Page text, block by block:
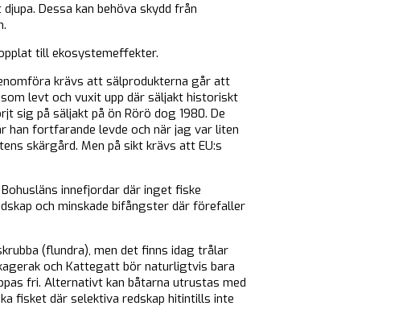
Dessa kan behöva skydd från
till ekosystemeffekter.
krävs att sälprodukterna går att
levt och vuxit upp där säljakt historiskt
sig på säljakt på ön Rörö dog 1980. De
han fortfarande levde och när jag var liten
skärgård. Men på sikt krävs att EU:s
innefjordar där inget fiske
och minskade bifångster där förefaller
(flundra), men det finns idag trålar
och Kattegatt bör naturligtvis bara
fri. Alternativt kan båtarna utrustas med
fisket där selektiva redskap hitintills inte